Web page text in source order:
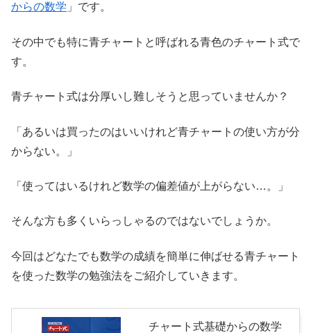
からの数学 」です。
その中でも特に青チャートと呼ばれる青色のチャート式で
す。
青チャート式は分厚いし難しそうと思っていませんか？
「あるいは買ったのはいいけれど青チャートの使い方が分
からない。」
「使ってはいるけれど数学の偏差値が上がらない…。」
そんな方も多くいらっしゃるのではないでしょうか。
今回はどなたでも数学の成績を簡単に伸ばせる青チャート
を使った数学の勉強法をご紹介していきます。
チャート式基礎からの数学